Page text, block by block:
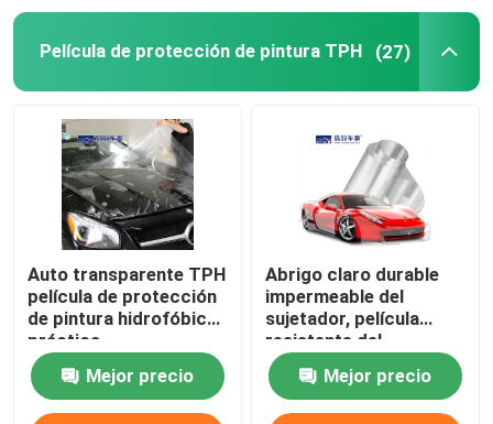
Película de protección de pintura TPH (27)
Auto transparente TPH
película de protección
de pintura hidrofóbica
práctica
Mejor precio
Abrigo claro durable
impermeable del
sujetador, película
resistente del
protector de la pintura
del desgasteMejor precio